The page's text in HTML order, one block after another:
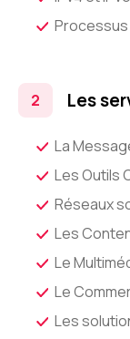
Les
La
Les Outils
Réseaux
Les
Le
Le
Les